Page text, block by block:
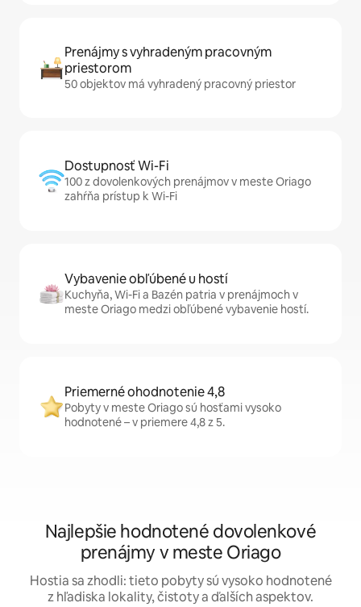
Prenájmy s vyhradeným pracovným
priestorom
50 objektov má vyhradený pracovný priestor
Dostupnosť Wi-Fi
100 z dovolenkových prenájmov v meste Oriago
zahŕňa prístup k Wi-Fi
Vybavenie obľúbené u hostí
Kuchyňa, Wi-Fi a Bazén patria v prenájmoch v
meste Oriago medzi obľúbené vybavenie hostí.
Priemerné ohodnotenie 4,8
Pobyty v meste Oriago sú hosťami vysoko
hodnotené – v priemere 4,8 z 5.
Najlepšie hodnotené dovolenkové
prenájmy v meste Oriago
Hostia sa zhodli: tieto pobyty sú vysoko hodnotené
z hľadiska lokality, čistoty a ďalších aspektov.